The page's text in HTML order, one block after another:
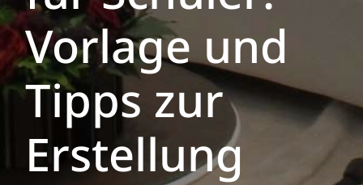
Vorlage und
Tipps zur
Erstellung